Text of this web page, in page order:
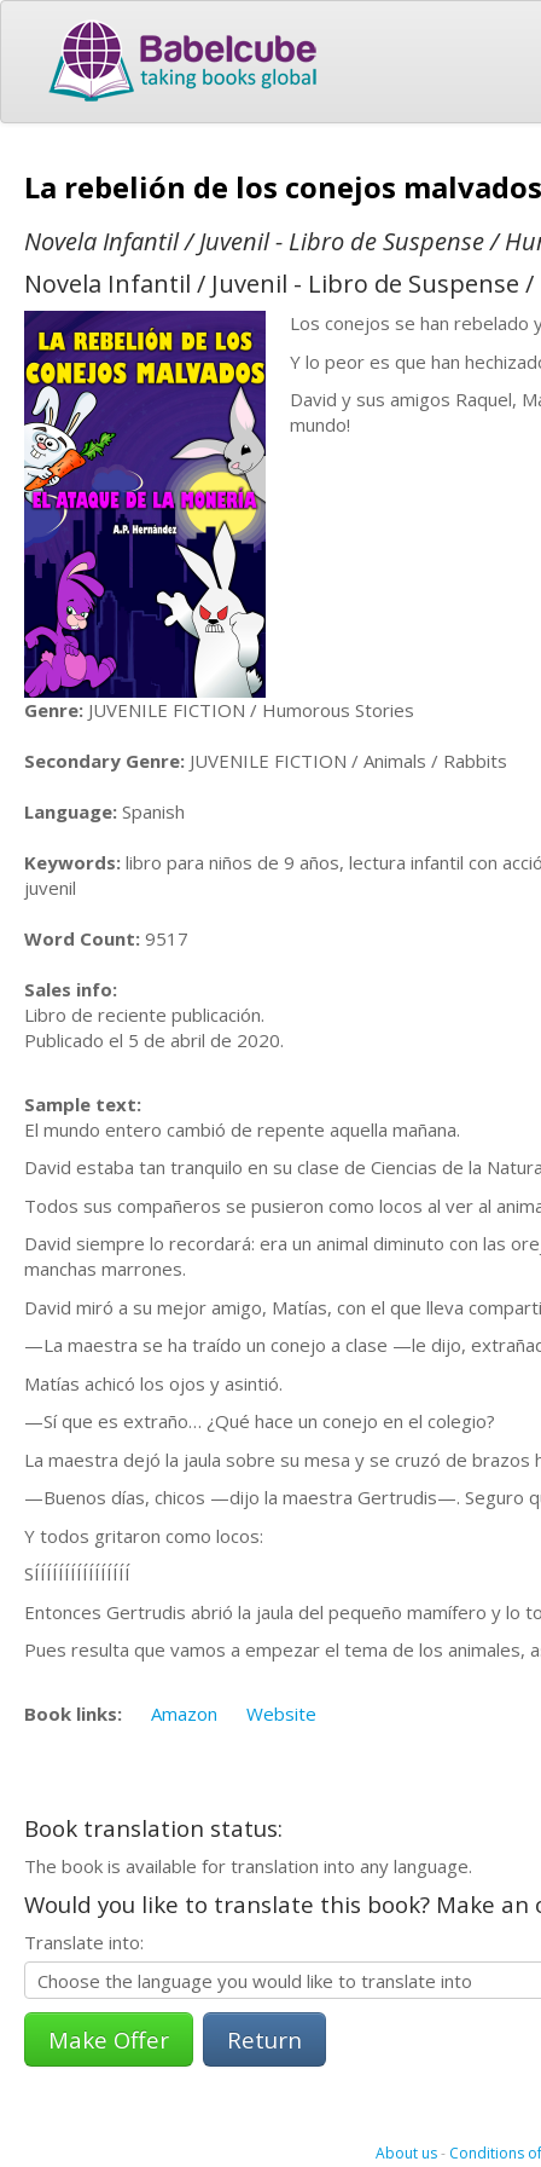
La rebelión de los conejos
Novela Infantil / Juvenil - Libro de Suspense /
Novela Infantil / Juvenil - Libro de Suspense
Los conejos se han rebelado
Y lo peor es que han
David y sus amigos Raquel,
mundo!
Genre: JUVENILE FICTION / Humorous Stories
Secondary Genre: JUVENILE FICTION / Animals / Rabbits
Language: Spanish
Keywords: libro para niños de 9 años, lectura infantil con
juvenil
Word Count: 9517
Sales info:
Libro de reciente publicación.
Publicado el 5 de abril de 2020.
Sample text:
El mundo entero cambió de repente aquella mañana.
David estaba tan tranquilo en su clase de Ciencias de la
Todos sus compañeros se pusieron como locos al ver al
David siempre lo recordará: era un animal diminuto con las
manchas marrones.
David miró a su mejor amigo, Matías, con el que lleva
—La maestra se ha traído un conejo a clase —le dijo,
Matías achicó los ojos y asintió.
—Sí que es extraño… ¿Qué hace un conejo en el colegio?
La maestra dejó la jaula sobre su mesa y se cruzó de
—Buenos días, chicos —dijo la maestra Gertrudis—. Seguro
Y todos gritaron como locos:
SÍÍÍÍÍÍÍÍÍÍÍÍÍÍÍÍ
Entonces Gertrudis abrió la jaula del pequeño mamífero y lo
Pues resulta que vamos a empezar el tema de los
Book links: Amazon Website
Book translation status:
The book is available for translation into any language.
Would you like to translate this book? Make
Translate into:
Return
About us- Conditions